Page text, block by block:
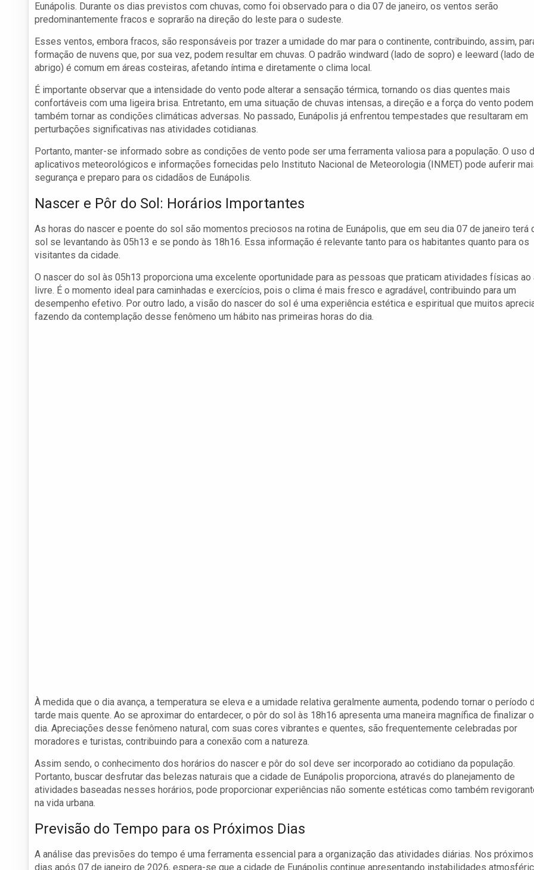
Eunápolis. Durante os dias previstos com chuvas, como foi observado para o dia 07 de janeiro, os ventos serão
predominantemente fracos e soprarão na direção do leste para o sudeste.
Esses ventos, embora fracos, são responsáveis por trazer a umidade do mar para o continente, contribuindo, assim,
formação de nuvens que, por sua vez, podem resultar em chuvas. O padrão windward (lado de sopro) e leeward (lado de
abrigo) é comum em áreas costeiras, afetando íntima e diretamente o clima local.
É importante observar que a intensidade do vento pode alterar a sensação térmica, tornando os dias quentes mais
confortáveis com uma ligeira brisa. Entretanto, em uma situação de chuvas intensas, a direção e a força do vento podem
também tornar as condições climáticas adversas. No passado, Eunápolis já enfrentou tempestades que resultaram em
perturbações significativas nas atividades cotidianas.
Portanto, manter-se informado sobre as condições de vento pode ser uma ferramenta valiosa para a população. O uso
aplicativos meteorológicos e informações fornecidas pelo Instituto Nacional de Meteorologia (INMET) pode auferir
segurança e preparo para os cidadãos de Eunápolis.
Nascer e Pôr do Sol: Horários Importantes
As horas do nascer e poente do sol são momentos preciosos na rotina de Eunápolis, que em seu dia 07 de janeiro terá
sol se levantando às 05h13 e se pondo às 18h16. Essa informação é relevante tanto para os habitantes quanto para os
visitantes da cidade.
O nascer do sol às 05h13 proporciona uma excelente oportunidade para as pessoas que praticam atividades físicas ao
livre. É o momento ideal para caminhadas e exercícios, pois o clima é mais fresco e agradável, contribuindo para um
desempenho efetivo. Por outro lado, a visão do nascer do sol é uma experiência estética e espiritual que muitos
fazendo da contemplação desse fenômeno um hábito nas primeiras horas do dia.
À medida que o dia avança, a temperatura se eleva e a umidade relativa geralmente aumenta, podendo tornar o período
tarde mais quente. Ao se aproximar do entardecer, o pôr do sol às 18h16 apresenta uma maneira magnífica de finalizar o
dia. Apreciações desse fenômeno natural, com suas cores vibrantes e quentes, são frequentemente celebradas por
moradores e turistas, contribuindo para a conexão com a natureza.
Assim sendo, o conhecimento dos horários do nascer e pôr do sol deve ser incorporado ao cotidiano da população.
Portanto, buscar desfrutar das belezas naturais que a cidade de Eunápolis proporciona, através do planejamento de
atividades baseadas nesses horários, pode proporcionar experiências não somente estéticas como também
na vida urbana.
Previsão do Tempo para os Próximos Dias
A análise das previsões do tempo é uma ferramenta essencial para a organização das atividades diárias. Nos próximos
dias após 07 de janeiro de 2026, espera-se que a cidade de Eunápolis continue apresentando instabilidades